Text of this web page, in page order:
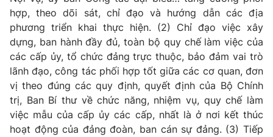
hợp, theo dõi sát, chỉ đạo và hướng dẫn các địa
phương triển khai thực hiện. (2) Chỉ đạo việc xây
dựng, ban hành đầy đủ, toàn bộ quy chế làm việc của
các cấp ủy, tổ chức đảng trực thuộc, bảo đảm vai trò
lãnh đạo, công tác phối hợp tốt giữa các cơ quan, đơn
vị theo đúng các quy định, quyết định của Bộ Chính
trị, Ban Bí thư về chức năng, nhiệm vụ, quy chế làm
việc mẫu của cấp ủy các cấp, nhất là ở nơi kết thúc
hoạt động của đảng đoàn, ban cán sự đảng. (3) Tiếp